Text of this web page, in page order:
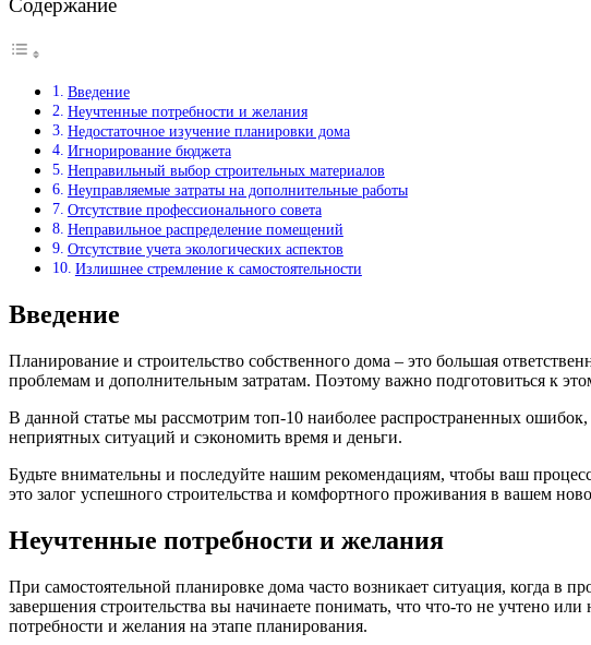
Содержание
Введение
Неучтенные потребности и желания
Недостаточное изучение планировки дома
Игнорирование бюджета
Неправильный выбор строительных материалов
Неуправляемые затраты на дополнительные работы
Отсутствие профессионального совета
Неправильное распределение помещений
Отсутствие учета экологических аспектов
Излишнее стремление к самостоятельности
Введение
Планирование и строительство собственного дома – это большая
проблемам и дополнительным затратам. Поэтому важно подготовиться к
В данной статье мы рассмотрим топ-10 наиболее распространенных
неприятных ситуаций и сэкономить время и деньги.
Будьте внимательны и последуйте нашим рекомендациям, чтобы ваш
это залог успешного строительства и комфортного проживания в вашем
Неучтенные потребности и желания
При самостоятельной планировке дома часто возникает ситуация, когда в
завершения строительства вы начинаете понимать, что что-то не учтено
потребности и желания на этапе планирования.